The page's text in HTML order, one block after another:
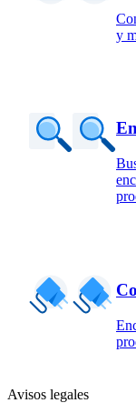
y
Avisos legales